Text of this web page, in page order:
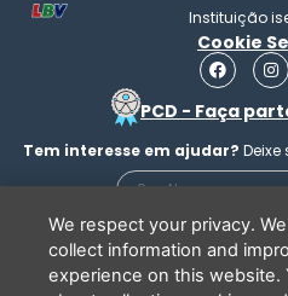
Instituição
Cookie
F
a
e
o
o
I
n
s
t
g
r
m
PCD - Faça
Tem interesse em ajudar?
We respect your privacy.
collect information and
experience on this website.